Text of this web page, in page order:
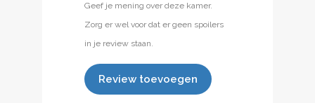
Geef je mening over deze kamer.
Zorg er wel voor dat er geen spoilers
in je review staan.
Review toevoegen